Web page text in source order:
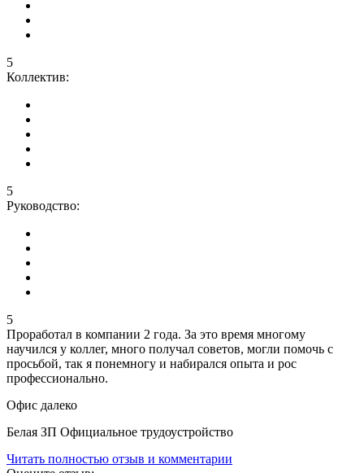
5
Коллектив:
5
Руководство:
5
Проработал в компании 2 года. За это время многому
научился у коллег, много получал советов, могли помочь с
просьбой, так я понемногу и набирался опыта и рос
профессионально.
Офис далеко
Белая ЗП Официальное трудоустройство
Читать полностью отзыв и комментарии